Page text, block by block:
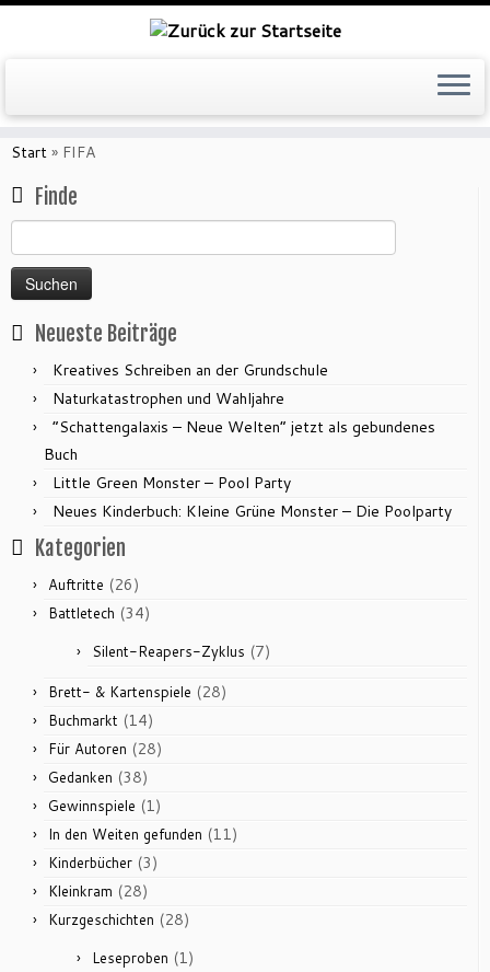
Zum
Inhalt
Start » FIFA
Finde
nach:
Neueste Beiträge
Kreatives Schreiben an der Grundschule
Naturkatastrophen und Wahljahre
“Schattengalaxis – Neue Welten” jetzt als gebundenes
Buch
Little Green Monster – Pool Party
Neues Kinderbuch: Kleine Grüne Monster – Die Poolparty
Kategorien
Auftritte (26)
Battletech (34)
Silent-Reapers-Zyklus (7)
Brett- & Kartenspiele (28)
Buchmarkt (14)
Für Autoren (28)
Gedanken (38)
Gewinnspiele (1)
In den Weiten gefunden (11)
Kinderbücher (3)
Kleinkram (28)
Kurzgeschichten (28)
Leseproben (1)